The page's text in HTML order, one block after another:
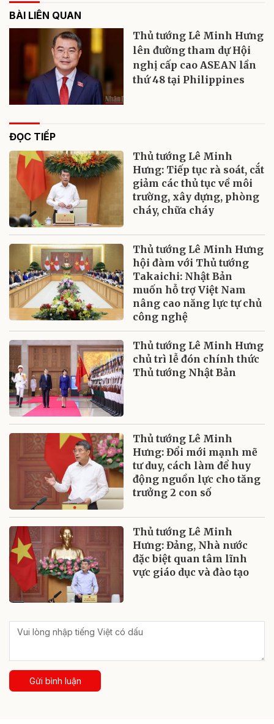
BÀI LIÊN QUAN
Thủ tướng Lê Minh Hưng
lên đường tham dự Hội
nghị cấp cao ASEAN lần
thứ 48 tại Philippines
ĐỌC TIẾP
Thủ tướng Lê Minh
Hưng: Tiếp tục rà soát, cắt
giảm các thủ tục về môi
trường, xây dựng, phòng
cháy, chữa cháy
Thủ tướng Lê Minh Hưng
hội đàm với Thủ tướng
Takaichi: Nhật Bản
muốn hỗ trợ Việt Nam
nâng cao năng lực tự chủ
công nghệ
Thủ tướng Lê Minh Hưng
chủ trì lễ đón chính thức
Thủ tướng Nhật Bản
Thủ tướng Lê Minh
Hưng: Đổi mới mạnh mẽ
tư duy, cách làm để huy
động nguồn lực cho tăng
trưởng 2 con số
Thủ tướng Lê Minh
Hưng: Đảng, Nhà nước
đặc biệt quan tâm lĩnh
vực giáo dục và đào tạo
Gửi bình luận